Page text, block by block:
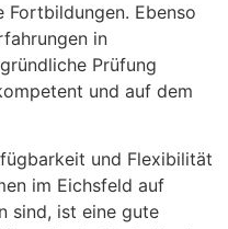
Fortbildungen. Ebenso
in
Prüfung
und auf dem
und Flexibilität
im Eichsfeld auf
sind, ist eine gute